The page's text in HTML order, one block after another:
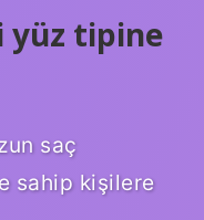
yüz tipine
saç
sahip kişilere